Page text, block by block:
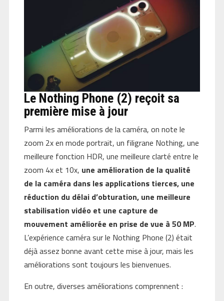
Le Nothing Phone (2) reçoit sa
première mise à jour
Parmi les améliorations de la caméra, on note le
zoom 2x en mode portrait, un filigrane Nothing, une
meilleure fonction HDR, une meilleure clarté entre le
zoom 4x et 10x, une amélioration de la qualité
de la caméra dans les applications tierces, une
réduction du délai d’obturation, une meilleure
stabilisation vidéo et une capture de
mouvement améliorée en prise de vue à 50 MP.
L’expérience caméra sur le Nothing Phone (2) était
déjà assez bonne avant cette mise à jour, mais les
améliorations sont toujours les bienvenues.
En outre, diverses améliorations comprennent :